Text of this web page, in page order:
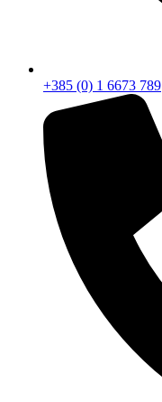
+385 (0) 1 6673 789